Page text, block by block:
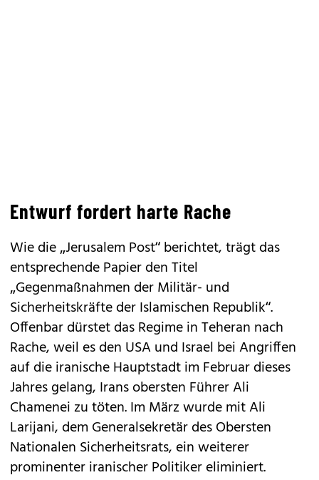
Entwurf fordert harte Rache
Wie die „Jerusalem Post“ berichtet, trägt das
entsprechende Papier den Titel
„Gegenmaßnahmen der Militär- und
Sicherheitskräfte der Islamischen Republik“.
Offenbar dürstet das Regime in Teheran nach
Rache, weil es den USA und Israel bei Angriffen
auf die iranische Hauptstadt im Februar dieses
Jahres gelang, Irans obersten Führer Ali
Chamenei zu töten. Im März wurde mit Ali
Larijani, dem Generalsekretär des Obersten
Nationalen Sicherheitsrats, ein weiterer
prominenter iranischer Politiker eliminiert.